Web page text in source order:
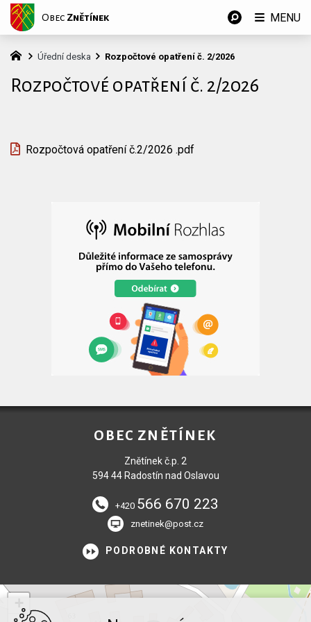
Úřední deska Rozpočtové opatření č. 2/2026
Rozpočtové opatření č. 2/2026
Rozpočtová opatření č.2/2026 .pdf
OBEC ZNĚTÍNEK
Znětínek č.p. 2
594 44 Radostín nad Oslavou
+420 566 670 223
znetinek@post.cz
PODROBNÉ KONTAKTY
Obec Znětínek MENU